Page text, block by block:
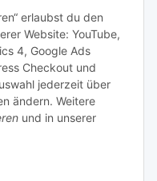
erlaubst du den
Website: YouTube,
4, Google Ads
Checkout und
jederzeit über
ändern. Weitere
und in unserer